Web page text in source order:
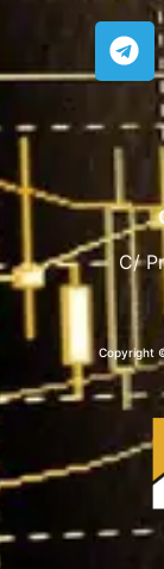
C/
Copyright